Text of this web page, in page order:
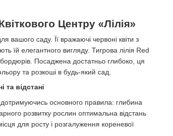
Центру «Лілія»
вашого саду. Її вражаючі червоні квіти з
їй елегантного вигляду. Тигрова лілія Red
Посаджена достатньо глибоко, ця
та розкоші в будь-який сад.
відстані
основного правила: глибина
розвитку рослин оптимальна відстань
для росту і розгалуження кореневої